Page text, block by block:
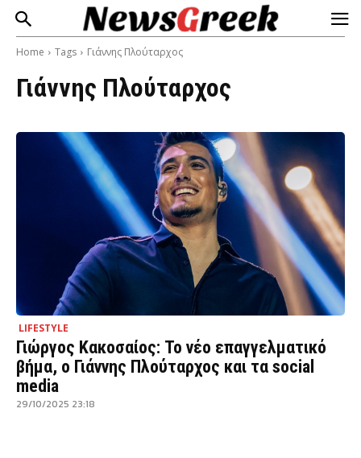
Home Tags Γιάννης Πλούταρχος
Γιάννης Πλούταρχος
LIFESTYLE
Γιώργος Κακοσαίος: Το νέο επαγγελματικό
βήμα, ο Γιάννης Πλούταρχος και τα social
media
29/10/2025 23:18